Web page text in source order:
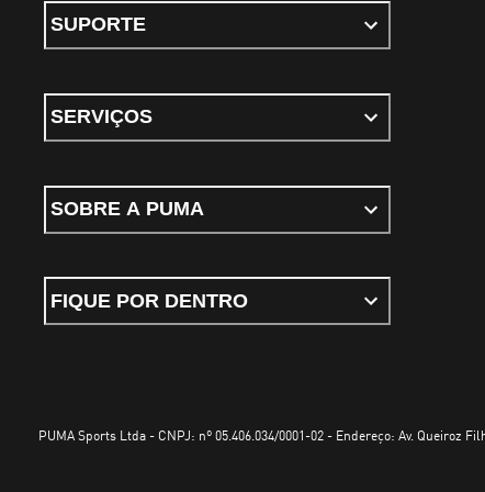
SUPORTE
SERVIÇOS
SOBRE A PUMA
FIQUE POR DENTRO
PUMA Sports Ltda - CNPJ: nº 05.406.034/0001-02 - Endereço: Av. Queiroz